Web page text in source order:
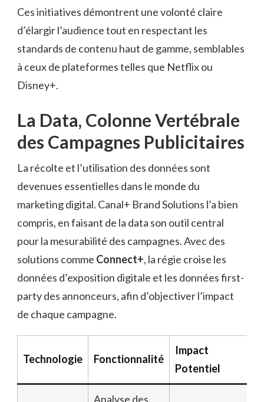
Ces initiatives démontrent une volonté claire
d’élargir l’audience tout en respectant les
standards de contenu haut de gamme, semblables
à ceux de plateformes telles que Netflix ou
Disney+.
La Data, Colonne Vertébrale
des Campagnes Publicitaires
La récolte et l’utilisation des données sont
devenues essentielles dans le monde du
marketing digital. Canal+ Brand Solutions l’a bien
compris, en faisant de la data son outil central
pour la mesurabilité des campagnes. Avec des
solutions comme Connect+, la régie croise les
données d’exposition digitale et les données first-
party des annonceurs, afin d’objectiver l’impact
de chaque campagne.
Technologie Fonctionnalité
Impact
Potentiel
Analyse des